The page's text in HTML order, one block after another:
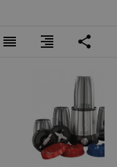
reorder format_align_right share